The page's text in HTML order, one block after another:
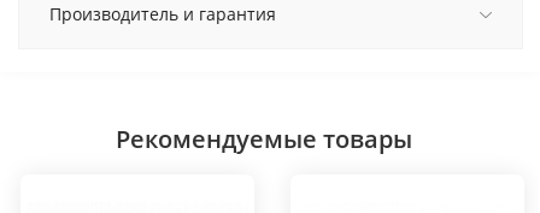
Производитель и гарантия
Рекомендуемые товары